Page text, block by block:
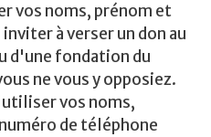
vos noms, prénom et
à verser un don au
d'une fondation du
ne vous y opposiez.
utiliser vos noms,
de téléphone